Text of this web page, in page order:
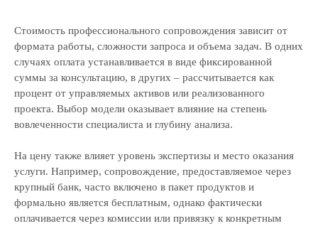
Стоимость профессионального сопровождения зависит от
формата работы, сложности запроса и объема задач. В одних
случаях оплата устанавливается в виде фиксированной
суммы за консультацию, в других – рассчитывается как
процент от управляемых активов или реализованного
проекта. Выбор модели оказывает влияние на степень
вовлеченности специалиста и глубину анализа.
На цену также влияет уровень экспертизы и место оказания
услуги. Например, сопровождение, предоставляемое через
крупный банк, часто включено в пакет продуктов и
формально является бесплатным, однако фактически
оплачивается через комиссии или привязку к конкретным